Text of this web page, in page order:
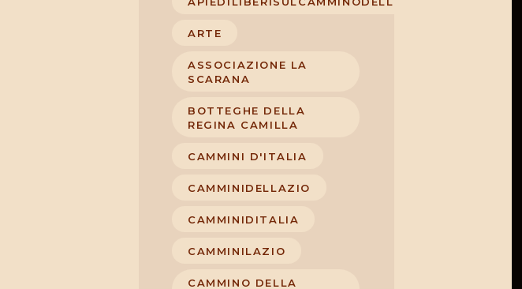
ARTE
ASSOCIAZIONE LA
SCARANA
BOTTEGHE DELLA
REGINA CAMILLA
CAMMINI D'ITALIA
CAMMINIDELLAZIO
CAMMINIDITALIA
CAMMINILAZIO
CAMMINO DELLA